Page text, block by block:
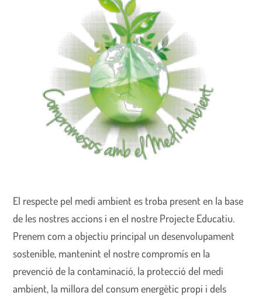
El respecte pel medi ambient es troba present en la base
de les nostres accions i en el nostre Projecte Educatiu.
Prenem com a objectiu principal un desenvolupament
sostenible, mantenint el nostre compromís en la
prevenció de la contaminació, la protecció del medi
ambient, la millora del consum energètic propi i dels